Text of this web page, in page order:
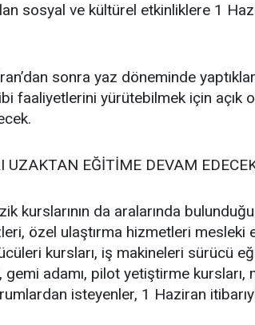
sosyal ve kültürel etkinliklere 1
sonra yaz döneminde
faaliyetlerini yürütebilmek için açık
UZAKTAN EĞİTİME DEVAM
kurslarının da aralarında
özel ulaştırma hizmetleri mesleki
kursları, iş makineleri sürücü
adamı, pilot yetiştirme kursları,
isteyenler, 1 Haziran